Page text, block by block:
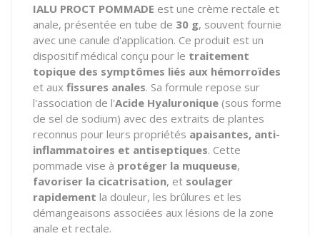
IALU PROCT POMMADE est une crème rectale et
anale, présentée en tube de 30 g, souvent fournie
avec une canule d'application. Ce produit est un
dispositif médical conçu pour le traitement
topique des symptômes liés aux hémorroïdes
et aux fissures anales. Sa formule repose sur
l'association de l'Acide Hyaluronique (sous forme
de sel de sodium) avec des extraits de plantes
reconnus pour leurs propriétés apaisantes, anti-
inflammatoires et antiseptiques. Cette
pommade vise à protéger la muqueuse,
favoriser la cicatrisation, et soulager
rapidement la douleur, les brûlures et les
démangeaisons associées aux lésions de la zone
anale et rectale.